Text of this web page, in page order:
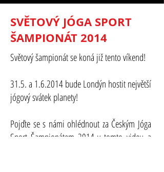
SVĚTOVÝ JÓGA SPORT
ŠAMPIONÁT 2014
Světový šampionát se koná již tento víkend!
31.5. a 1.6.2014 bude Londýn hostit největší
jógový svátek planety!
Pojďte se s námi ohlédnout za Českým Jóga
Sport Šampionátem 2014 v tomtovideu a